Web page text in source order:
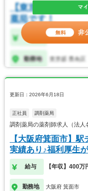
更新日：2026年6月18日
正社員 調剤薬局
調剤薬局の薬剤師求人（法
【大阪府箕面市】
実績あり♪福利厚生
給与 【年収】400万
勤務地 大阪府 箕面市